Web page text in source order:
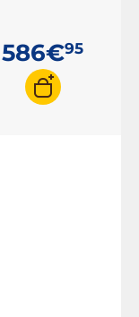
586€95